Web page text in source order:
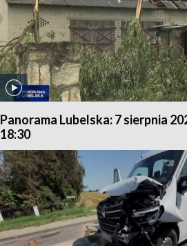
Panorama Lubelska: 7 sierpnia
18:30